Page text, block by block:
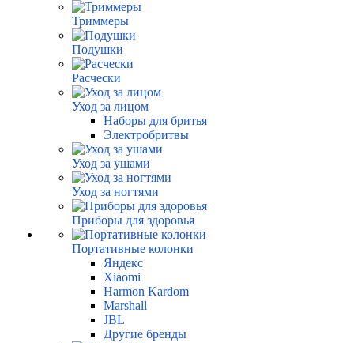
Триммеры
Подушки
Расчески
Уход за лицом
Наборы для бритья
Электробритвы
Уход за ушами
Уход за ногтями
Приборы для здоровья
Портативные колонки
Яндекс
Xiaomi
Harmon Kardom
Marshall
JBL
Другие бренды